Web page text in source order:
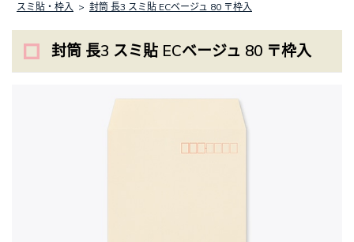
スミ貼・枠入 > 封筒 長3 スミ貼 ECベージュ 80 〒枠入
封筒 長3 スミ貼 ECベージュ 80 〒枠入